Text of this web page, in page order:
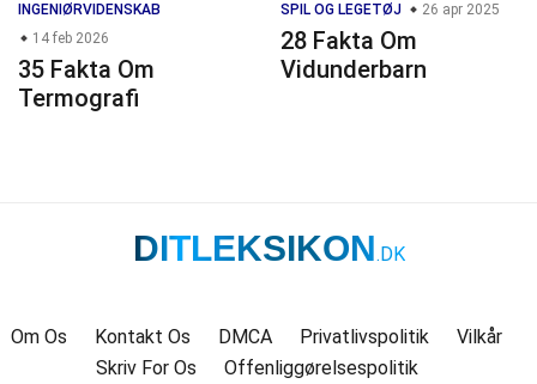
INGENIØRVIDENSKAB
14 feb 2026
35 Fakta Om
Termografi
SPIL OG LEGETØJ 26 apr 2025
28 Fakta Om
Vidunderbarn
DITLEKSIKON.DK
Om Os Kontakt Os DMCA Privatlivspolitik
Vilkår
Skriv For Os
Offenliggørelsespolitik